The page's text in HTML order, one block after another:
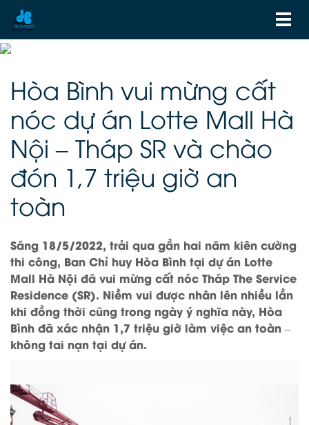
Hòa Bình vui mừng cất
nóc dự án Lotte Mall Hà
Nội – Tháp SR và chào
đón 1,7 triệu giờ an
toàn
Sáng 18/5/2022, trải qua gần hai năm kiên cường
thi công, Ban Chỉ huy Hòa Bình tại dự án Lotte
Mall Hà Nội đã vui mừng cất nóc Tháp The Service
Residence (SR). Niềm vui được nhân lên nhiều lần
khi đồng thời cũng trong ngày ý nghĩa này, Hòa
Bình đã xác nhận 1,7 triệu giờ làm việc an toàn –
không tai nạn tại dự án.